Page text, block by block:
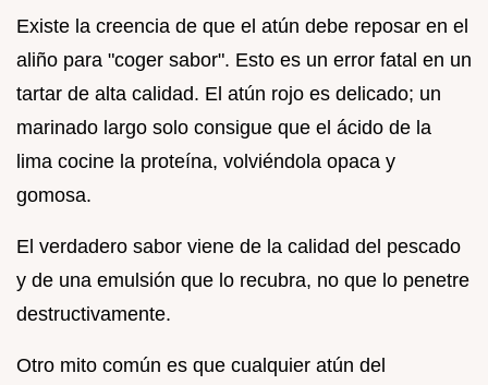
Existe la creencia de que el atún debe reposar en el
aliño para "coger sabor". Esto es un error fatal en un
tartar de alta calidad. El atún rojo es delicado; un
marinado largo solo consigue que el ácido de la
lima cocine la proteína, volviéndola opaca y
gomosa.
El verdadero sabor viene de la calidad del pescado
y de una emulsión que lo recubra, no que lo penetre
destructivamente.
Otro mito común es que cualquier atún del